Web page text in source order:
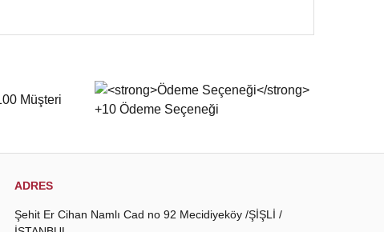
iletebilirsiniz.
ADRES
Şehit Er Cihan Namlı Cad no 92 Mecidiyeköy /ŞİŞLİ /